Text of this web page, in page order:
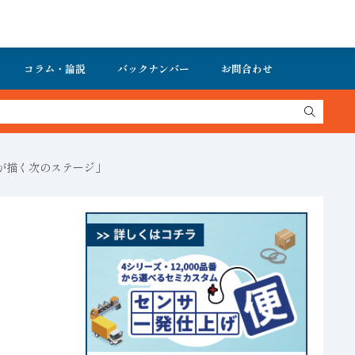
コラム・論説 バックナンバー お問合わせ
く次のステージ」